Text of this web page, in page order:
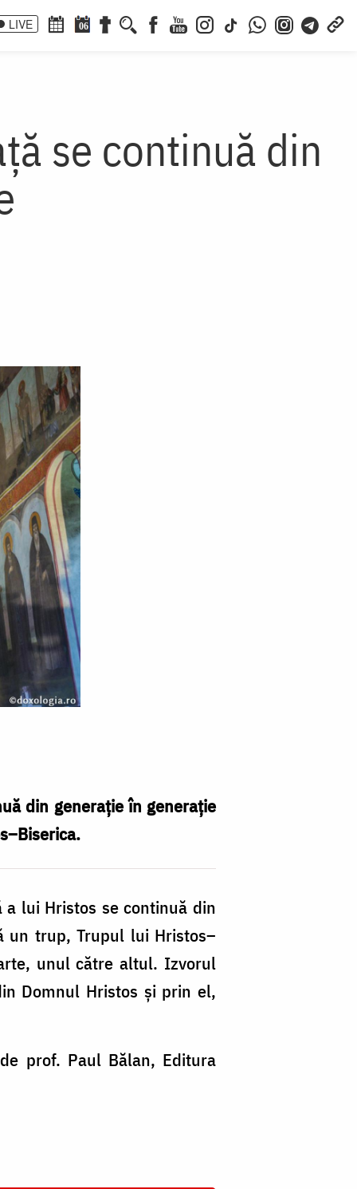
LIVE 06
se continuă din
din generaţie în generaţie
lui Hristos se continuă din
un trup, Trupul lui Hristos–
unul către altul. Izvorul
Domnul Hristos şi prin el,
prof. Paul Bălan, Editura